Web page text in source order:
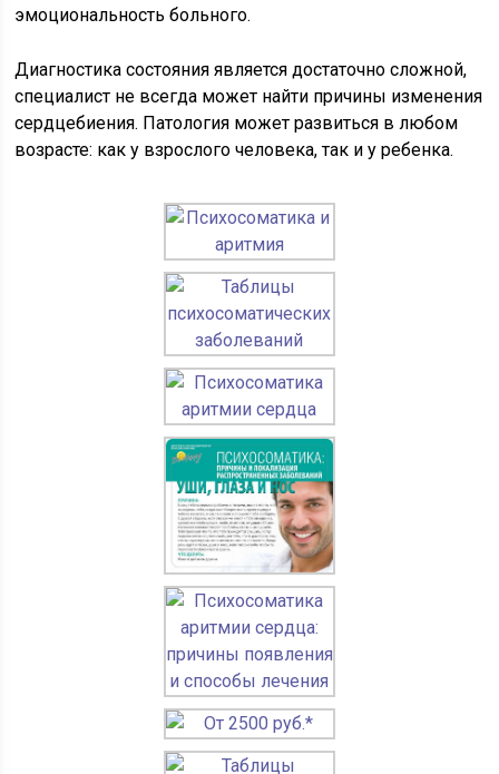
эмоциональность больного.
Диагностика состояния является достаточно сложной,
специалист не всегда может найти причины изменения
сердцебиения. Патология может развиться в любом
возрасте: как у взрослого человека, так и у ребенка.